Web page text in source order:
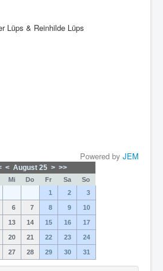
Lüps & Reinhilde Lüps
Powered by JEM
< August 25 > >>
Mi Do Fr Sa
So
1
2 3
6 7 8 9 10
13 14 15 16 17
20 21 22 23 24
27 28 29 30 31